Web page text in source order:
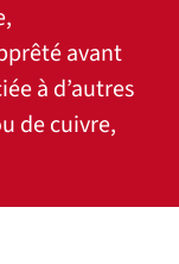
avant
à d’autres
de cuivre,